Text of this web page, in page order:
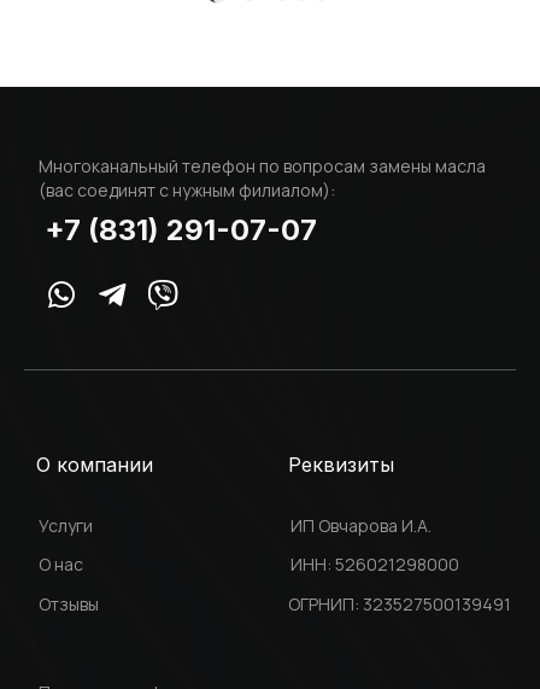
Многоканальный телефон по вопросам замены масла
(вас соединят с нужным филиалом):
+7 (831) 291-07-07
О компании
Услуги
О нас
Отзывы
Реквизиты
ИП Овчарова И.А.
ИНН: 526021298000
ОГРНИП: 323527500139491